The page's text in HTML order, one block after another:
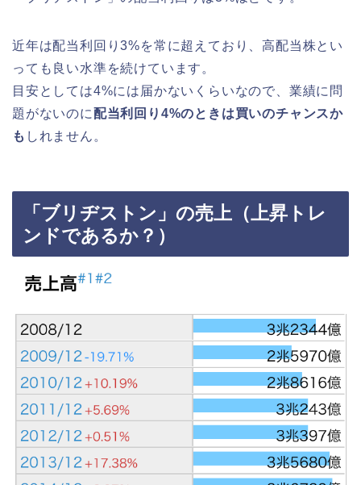
近年は配当利回り3%を常に超えており、高配当株とい
っても良い水準を続けています。
目安としては4%には届かないくらいなので、業績に問
題がないのに配当利回り4%のときは買いのチャンスか
も しれません。
「ブリヂストン」の売上（上昇トレ
ンドであるか？）